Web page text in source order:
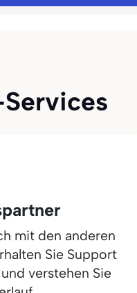
mit den anderen
Sie Support
verstehen Sie